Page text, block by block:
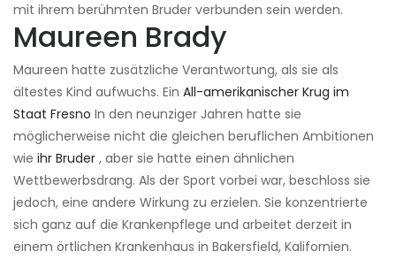
mit ihrem berühmten Bruder verbunden sein werden.
Maureen Brady
Maureen hatte zusätzliche Verantwortung, als sie als
ältestes Kind aufwuchs. Ein All-amerikanischer Krug im
Staat Fresno In den neunziger Jahren hatte sie
möglicherweise nicht die gleichen beruflichen Ambitionen
wie ihr Bruder , aber sie hatte einen ähnlichen
Wettbewerbsdrang. Als der Sport vorbei war, beschloss sie
jedoch, eine andere Wirkung zu erzielen. Sie konzentrierte
sich ganz auf die Krankenpflege und arbeitet derzeit in
einem örtlichen Krankenhaus in Bakersfield, Kalifornien.